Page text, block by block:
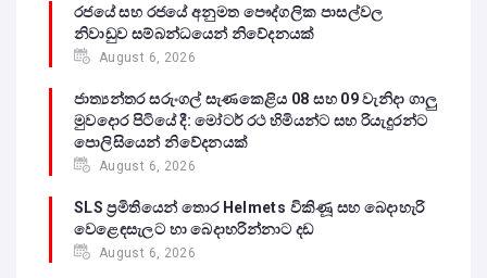
රජයේ සහ රජයේ අනුමත පෞද්ගලික පාසල්වල
නිවාඩුව සම්බන්ධයෙන් නිවේදනයක්
August 6, 2026
ජාත්‍යන්තර සරුංගල් සැණකෙළිය 08 සහ 09 වැනිදා ගාලු
මුවදොර පිටියේ දී: මෝටර් රථ හිමියන්ට සහ රියැදුරන්ට
පොලිසියෙන් නිවේදනයක්
August 6, 2026
SLS ප්‍රමිතියෙන් තොර Helmets විකිණූ සහ බෙදාහැරි
වෙළෙඳසැලට හා බෙදාහරින්නාට දඩ
August 6, 2026